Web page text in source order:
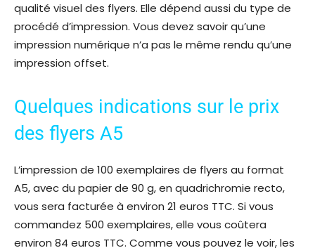
qualité visuel des flyers. Elle dépend aussi du type de
procédé d’impression. Vous devez savoir qu’une
impression numérique n’a pas le même rendu qu’une
impression offset.
Quelques indications sur le prix
des flyers A5
L’impression de 100 exemplaires de flyers au format
A5, avec du papier de 90 g, en quadrichromie recto,
vous sera facturée à environ 21 euros TTC. Si vous
commandez 500 exemplaires, elle vous coûtera
environ 84 euros TTC. Comme vous pouvez le voir, les